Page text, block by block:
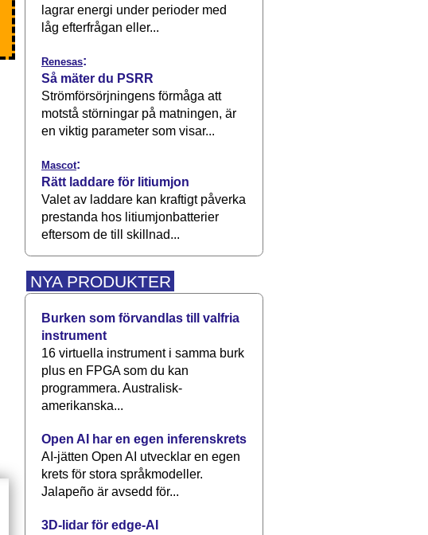
lagrar energi under perioder med
låg efterfrågan eller...
Renesas:
Så mäter du PSRR
Strömförsörjningens förmåga att
motstå störningar på matningen, är
en viktig parameter som visar...
Mascot:
Rätt laddare för litiumjon
Valet av laddare kan kraftigt påverka
prestanda hos litiumjonbatterier
eftersom de till skillnad...
NYA PRODUKTER
Burken som förvandlas till valfria
instrument
16 virtuella instrument i samma burk
plus en FPGA som du kan
programmera. Australisk-
amerikanska...
Open AI har en egen inferenskrets
AI-jätten Open AI utvecklar en egen
krets för stora språkmodeller.
Jalapeño är avsedd för...
3D-lidar för edge-AI